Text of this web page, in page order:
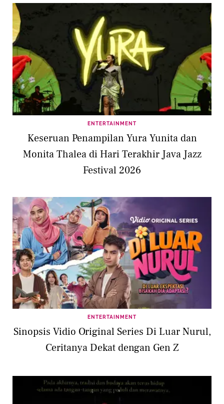
ENTERTAINMENT
Keseruan Penampilan Yura Yunita dan
Monita Thalea di Hari Terakhir Java Jazz
Festival 2026
ENTERTAINMENT
Sinopsis Vidio Original Series Di Luar Nurul,
Ceritanya Dekat dengan Gen Z